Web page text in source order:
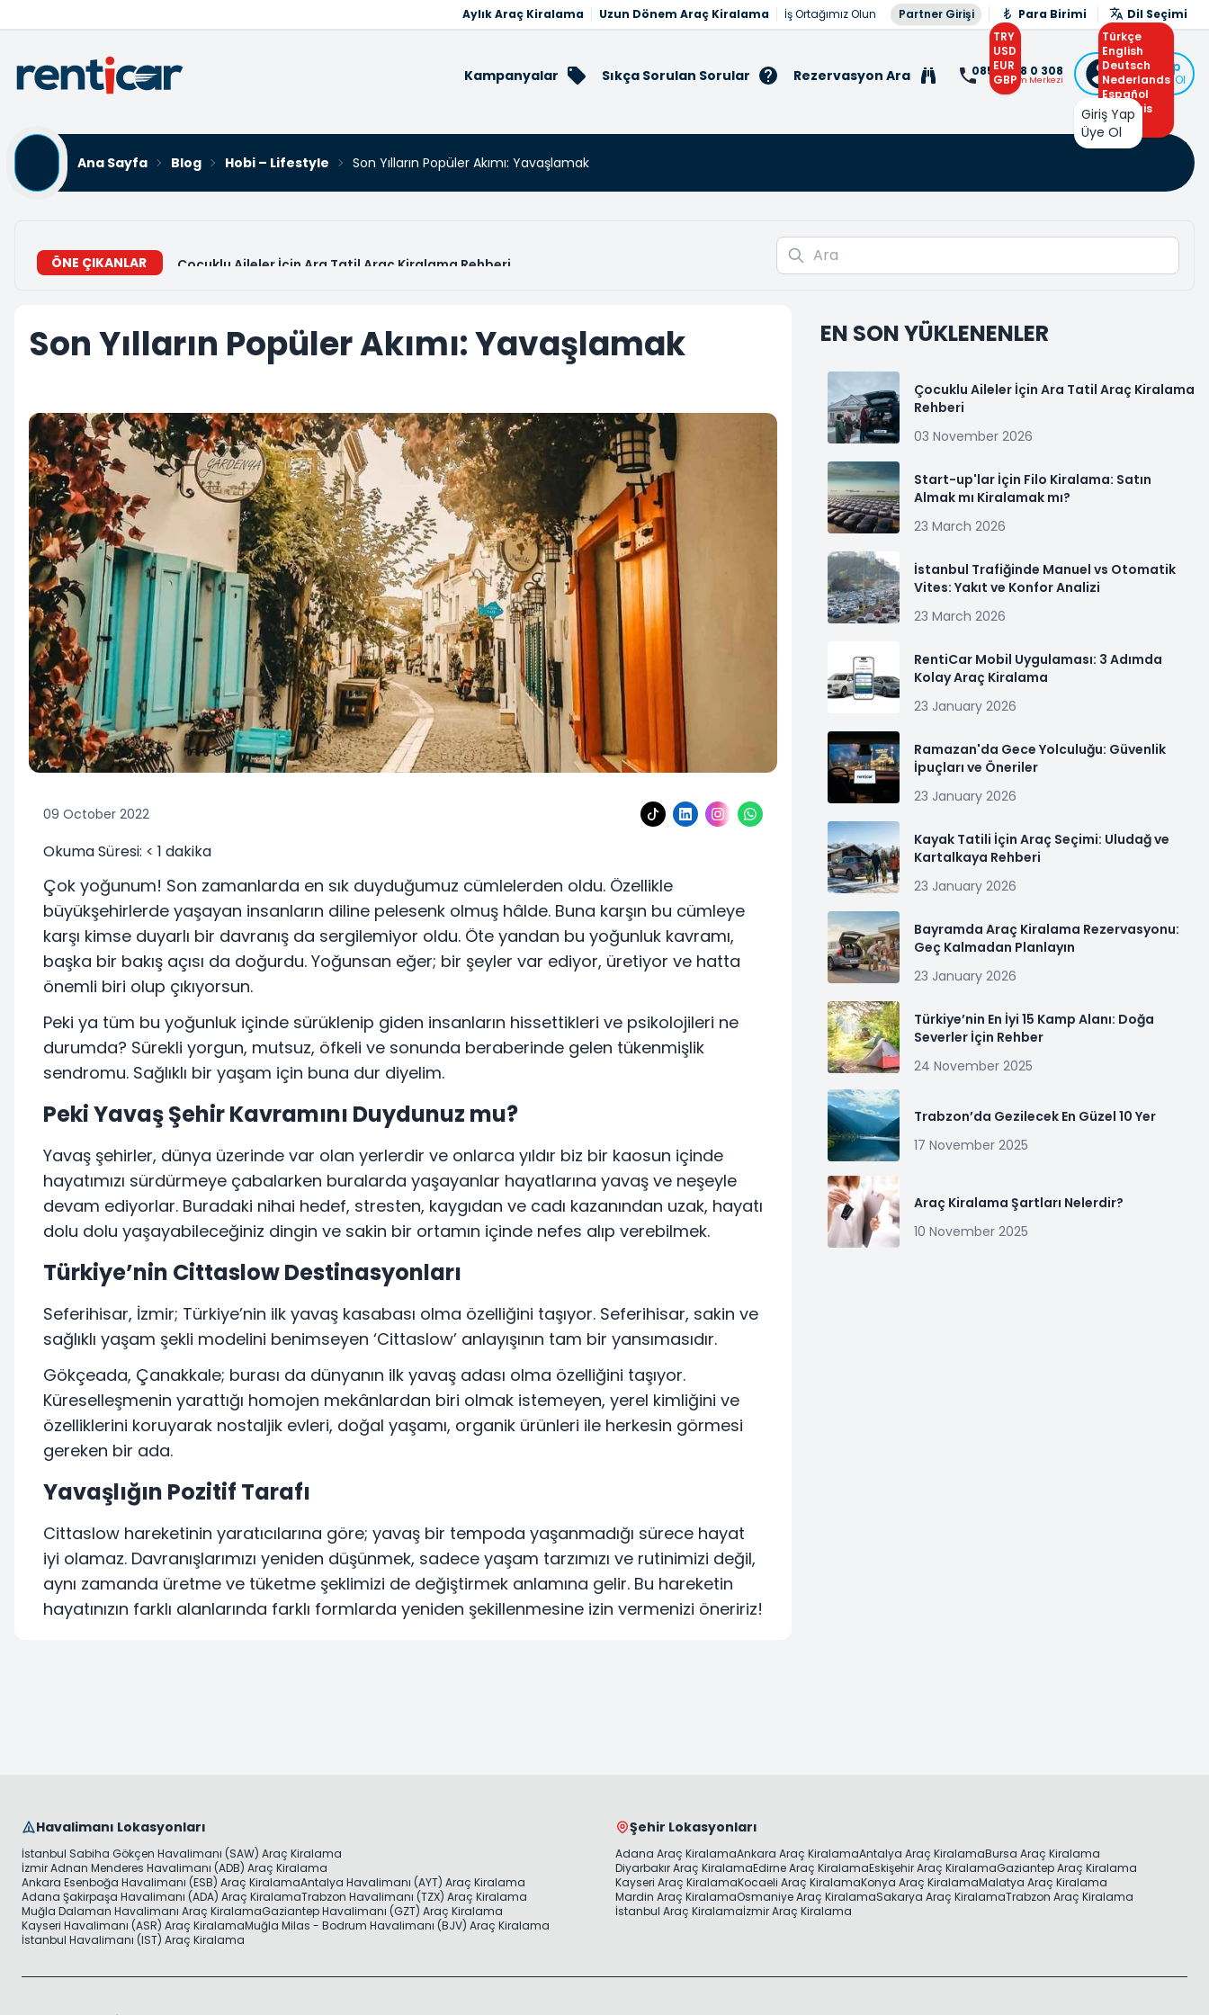
Aylık Araç Kiralama Uzun Dönem Araç Kiralama İş Ortağımız Olun Partner Girişi
Para Birimi
TRY
USD
EUR
GBP
Dil Seçimi
Türkçe
English
Deutsch
Nederlands
Español
Français
Arabic
Kampanyalar Sıkça Sorulan Sorular Rezervasyon Ara 0850 308 0 308
İletişim Merkezi
Giriş Yap
veya Üye Ol
Giriş Yap
Üye Ol
Ana Sayfa
Blog Hobi – Lifestyle Son Yılların Popüler Akımı: Yavaşlamak
ÖNE ÇIKANLAR Çocuklu Aileler İçin Ara Tatil Araç Kiralama Rehberi
Son Yılların Popüler Akımı: Yavaşlamak
09 October 2022
Okuma Süresi: < 1 dakika
Çok yoğunum! Son zamanlarda en sık duyduğumuz cümlelerden oldu. Özellikle
büyükşehirlerde yaşayan insanların diline pelesenk olmuş hâlde. Buna karşın bu cümleye
karşı kimse duyarlı bir davranış da sergilemiyor oldu. Öte yandan bu yoğunluk kavramı,
başka bir bakış açısı da doğurdu. Yoğunsan eğer; bir şeyler var ediyor, üretiyor ve hatta
önemli biri olup çıkıyorsun.
Peki ya tüm bu yoğunluk içinde sürüklenip giden insanların hissettikleri ve psikolojileri ne
durumda? Sürekli yorgun, mutsuz, öfkeli ve sonunda beraberinde gelen tükenmişlik
sendromu. Sağlıklı bir yaşam için buna dur diyelim.
Peki Yavaş Şehir Kavramını Duydunuz mu?
Yavaş şehirler, dünya üzerinde var olan yerlerdir ve onlarca yıldır biz bir kaosun içinde
hayatımızı sürdürmeye çabalarken buralarda yaşayanlar hayatlarına yavaş ve neşeyle
devam ediyorlar. Buradaki nihai hedef, stresten, kaygıdan ve cadı kazanından uzak, hayatı
dolu dolu yaşayabileceğiniz dingin ve sakin bir ortamın içinde nefes alıp verebilmek.
Türkiye’nin Cittaslow Destinasyonları
Seferihisar, İzmir; Türkiye’nin ilk yavaş kasabası olma özelliğini taşıyor. Seferihisar, sakin ve
sağlıklı yaşam şekli modelini benimseyen ‘Cittaslow’ anlayışının tam bir yansımasıdır.
Gökçeada, Çanakkale; burası da dünyanın ilk yavaş adası olma özelliğini taşıyor.
Küreselleşmenin yarattığı homojen mekânlardan biri olmak istemeyen, yerel kimliğini ve
özelliklerini koruyarak nostaljik evleri, doğal yaşamı, organik ürünleri ile herkesin görmesi
gereken bir ada.
Yavaşlığın Pozitif Tarafı
Cittaslow hareketinin yaratıcılarına göre; yavaş bir tempoda yaşanmadığı sürece hayat
iyi olamaz. Davranışlarımızı yeniden düşünmek, sadece yaşam tarzımızı ve rutinimizi değil,
aynı zamanda üretme ve tüketme şeklimizi de değiştirmek anlamına gelir. Bu hareketin
hayatınızın farklı alanlarında farklı formlarda yeniden şekillenmesine izin vermenizi öneririz!
EN SON YÜKLENENLER
Çocuklu Aileler İçin Ara Tatil Araç Kiralama
Rehberi
03 November 2026
Start-up'lar İçin Filo Kiralama: Satın
Almak mı Kiralamak mı?
23 March 2026
İstanbul Trafiğinde Manuel vs Otomatik
Vites: Yakıt ve Konfor Analizi
23 March 2026
RentiCar Mobil Uygulaması: 3 Adımda
Kolay Araç Kiralama
23 January 2026
Ramazan'da Gece Yolculuğu: Güvenlik
İpuçları ve Öneriler
23 January 2026
Kayak Tatili İçin Araç Seçimi: Uludağ ve
Kartalkaya Rehberi
23 January 2026
Bayramda Araç Kiralama Rezervasyonu:
Geç Kalmadan Planlayın
23 January 2026
Türkiye’nin En İyi 15 Kamp Alanı: Doğa
Severler İçin Rehber
24 November 2025
Trabzon’da Gezilecek En Güzel 10 Yer
17 November 2025
Araç Kiralama Şartları Nelerdir?
10 November 2025
Havalimanı Lokasyonları
İstanbul Sabiha Gökçen Havalimanı (SAW) Araç Kiralama
İzmir Adnan Menderes Havalimanı (ADB) Araç Kiralama
Ankara Esenboğa Havalimanı (ESB) Araç KiralamaAntalya Havalimanı (AYT) Araç Kiralama
Adana Şakirpaşa Havalimanı (ADA) Araç KiralamaTrabzon Havalimanı (TZX) Araç Kiralama
Muğla Dalaman Havalimanı Araç KiralamaGaziantep Havalimanı (GZT) Araç Kiralama
Kayseri Havalimanı (ASR) Araç KiralamaMuğla Milas - Bodrum Havalimanı (BJV) Araç Kiralama
İstanbul Havalimanı (IST) Araç Kiralama
Şehir Lokasyonları
Adana Araç KiralamaAnkara Araç KiralamaAntalya Araç KiralamaBursa Araç Kiralama
Diyarbakır Araç KiralamaEdirne Araç KiralamaEskişehir Araç KiralamaGaziantep Araç Kiralama
Kayseri Araç KiralamaKocaeli Araç KiralamaKonya Araç KiralamaMalatya Araç Kiralama
Mardin Araç KiralamaOsmaniye Araç KiralamaSakarya Araç KiralamaTrabzon Araç Kiralama
İstanbul Araç Kiralamaİzmir Araç Kiralama